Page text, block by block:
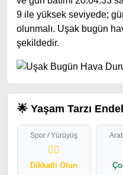
9 ile yüksek seviyede;
olunmalı. Uşak bugün
şekildedir.
🌟 Yaşam Tarzı
Spor / Yürüyüş
🏃‍♂️
Dikkatli Olun